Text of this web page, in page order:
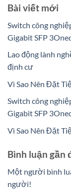
Bài viết mới
Switch công
Gigabit SFP
Lao động lành
định cư
Vì Sao Nên Đặt
Switch công
Gigabit SFP
Vì Sao Nên Đặt
Bình luận gần
Một người bình
người!